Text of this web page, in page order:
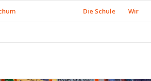
Die Schule Wir